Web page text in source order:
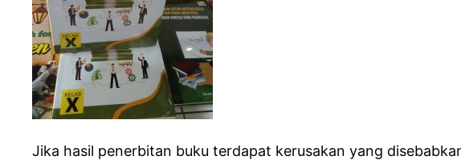
Jika hasil penerbitan buku terdapat kerusakan yang